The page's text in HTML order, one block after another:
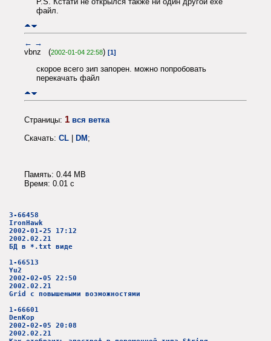
файл.
← →
vbnz (2002-01-04 22:58) [1]
скорое всего зип запорен. можно попробовать
перекачать файл
Страницы: 1 вся ветка
Скачать: CL DM ;
Память: 0.44 MB
Время: 0.01 c
3-66458
IronHawk
2002-01-25 17:12
2002.02.21
БД в *.tхt виде
1-66513
Yu2
2002-02-05 22:50
2002.02.21
Grid с повышеными возможностями
1-66601
DenKop
2002-02-05 20:08
2002.02.21